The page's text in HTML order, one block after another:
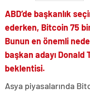
ABD’de başkanlık
ederken, Bitcoin 75
Bunun en önemli
başkan adayı Donald
beklentisi.
Asya piyasalarında